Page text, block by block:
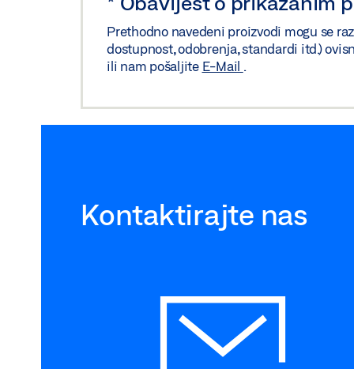
Prethodno navedeni proizvodi mogu se
dostupnost, odobrenja, standardi itd.)
ili nam pošaljite E-Mail .
Kontaktirajte nas